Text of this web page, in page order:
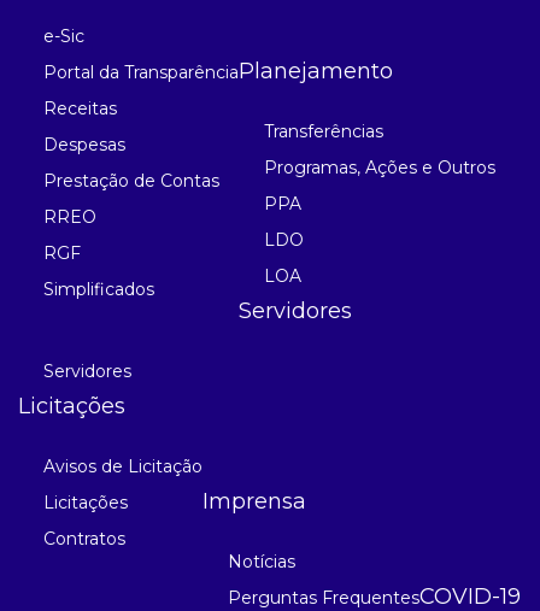
e-Sic
Portal da Transparência
Receitas
Despesas
Prestação de Contas
RREO
RGF
Simplificados
Planejamento
Transferências
Programas, Ações e Outros
PPA
LDO
LOA
Servidores
Servidores
Licitações
Avisos de Licitação
Licitações
Contratos
Imprensa
Notícias
Perguntas FrequentesCOVID-19